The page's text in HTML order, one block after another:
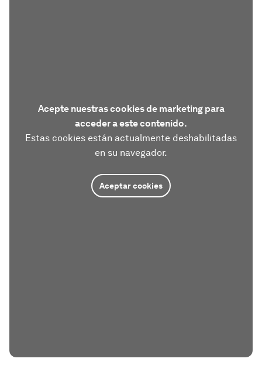
Acepte nuestras cookies de marketing para
acceder a este contenido.
Estas cookies están actualmente deshabilitadas
en su navegador.
Aceptar cookies